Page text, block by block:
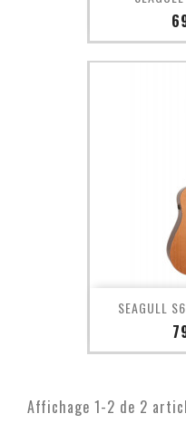
SEAGULL
Affichage 1-2 de 2